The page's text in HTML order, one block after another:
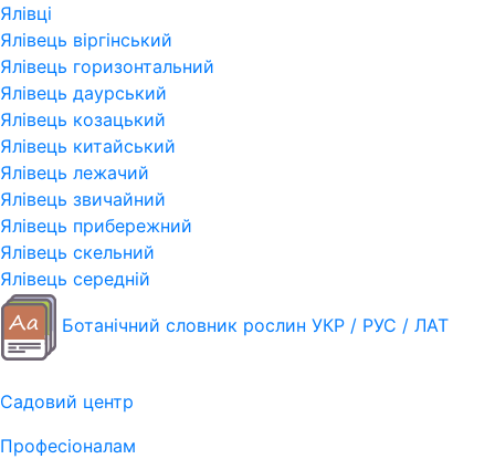
Ялівці
Ялівець віргінський
Ялівець горизонтальний
Ялівець даурський
Ялівець козацький
Ялівець китайський
Ялівець лежачий
Ялівець звичайний
Ялівець прибережний
Ялівець скельний
Ялівець середній
Ботанічний словник рослин УКР / РУС / ЛАТ
Садовий центр
Професіоналам